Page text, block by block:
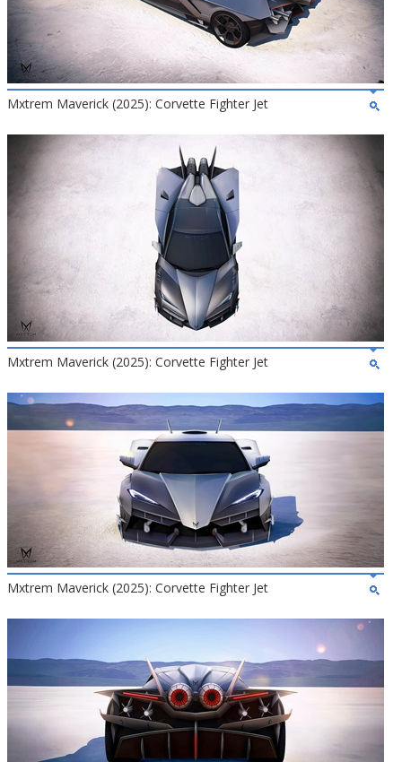
Mxtrem Maverick (2025): Corvette Fighter Jet
Mxtrem Maverick (2025): Corvette Fighter Jet
Mxtrem Maverick (2025): Corvette Fighter Jet